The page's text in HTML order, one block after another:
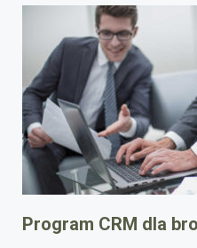
Program CRM dla